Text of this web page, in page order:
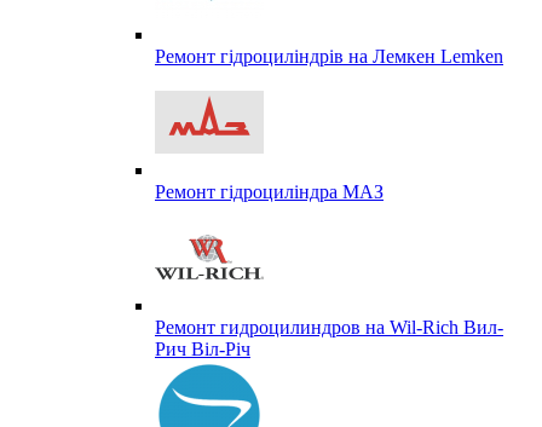
Ремонт гідроциліндрів на Лемкен Lemken
Ремонт гідроциліндра МАЗ
Ремонт гидроцилиндров на Wil-Rich Вил-
Рич Віл-Річ